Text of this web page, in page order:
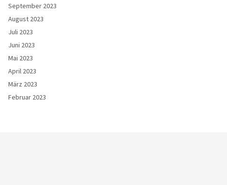
September 2023
August 2023
Juli 2023
Juni 2023
Mai 2023
April 2023
März 2023
Februar 2023